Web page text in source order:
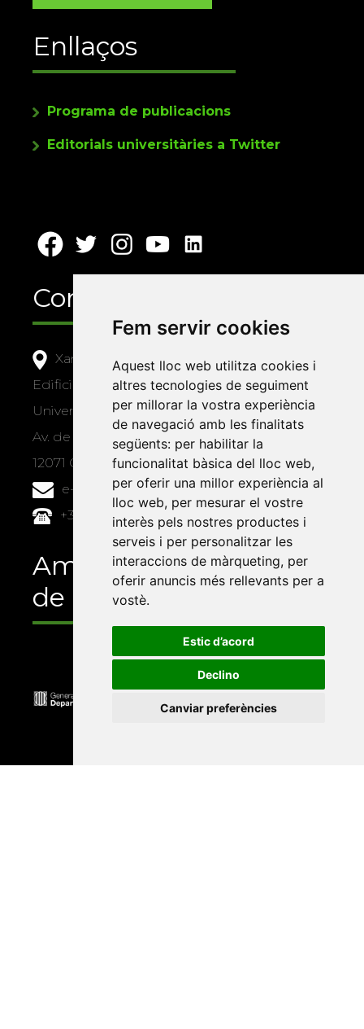
Fem servir cookies
Aquest lloc web utilitza cookies i
altres tecnologies de seguiment
per millorar la vostra experiència
de navegació amb les finalitats
següents: per habilitar la
funcionalitat bàsica del lloc web,
per oferir una millor experiència al
lloc web, per mesurar el vostre
interès pels nostres productes i
serveis i per personalitzar les
interaccions de màrqueting, per
oferir anuncis més rellevants per a
vostè.
Estic d’acord
Declino
Canviar preferències
Enllaços
Programa de publicacions
Editorials universitàries a Twitter
Contacte
Xarxa Vives d'Universitats
Edifici Àgora
Universitat Jaume I, local 10
Av. de Vicent Sos Baynat, s/n
12071 Castelló de la Plana
e-buc@vives.org
+34 964 72 89 93
Amb el suport
de